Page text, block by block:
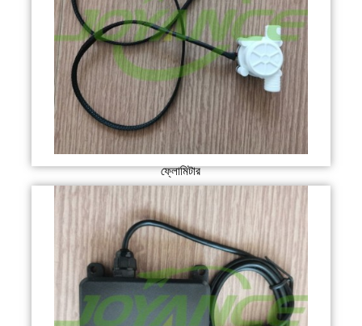
ফ্লোমিটার